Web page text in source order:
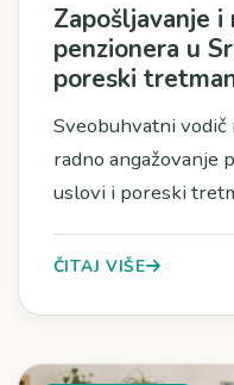
Zapošljavanje i
penzionera u
poreski
Sveobuhvatni vodič
radno angažovanje
uslovi i poreski
ČITAJ VIŠE